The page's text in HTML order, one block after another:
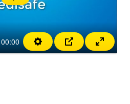
00:00
Воспроизвести